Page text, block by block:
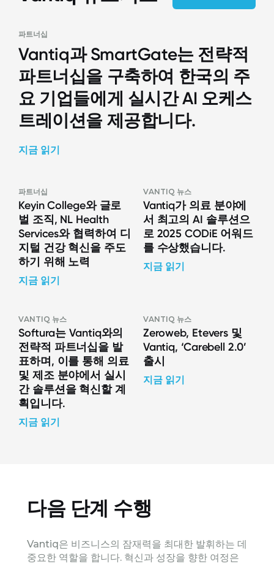
파트너십
Vantiq과 SmartGate는 전략적
파트너십을 구축하여 한국의 주
요 기업들에게 실시간 AI 오케스
트레이션을 제공합니다.
지금 읽기
파트너십
Keyin College와 글로
벌 조직, NL Health
Services와 협력하여 디
지털 건강 혁신을 주도
하기 위해 노력
지금 읽기
VANTIQ 뉴스
Vantiq가 의료 분야에
서 최고의 AI 솔루션으
로 2025 CODiE 어워드
를 수상했습니다.
지금 읽기
VANTIQ 뉴스
Softura는 Vantiq와의
전략적 파트너십을 발
표하며, 이를 통해 의료
및 제조 분야에서 실시
간 솔루션을 혁신할 계
획입니다.
지금 읽기
VANTIQ 뉴스
Zeroweb, Etevers 및
Vantiq, ‘Carebell 2.0’
출시
지금 읽기
다음 단계 수행
Vantiq은 비즈니스의 잠재력을 최대한 발휘하는 데
중요한 역할을 합니다. 혁신과 성장을 향한 여정은